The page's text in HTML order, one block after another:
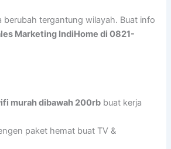
berubah tergantung wilayah. Buat info
Marketing IndiHome di 0821-
murah dibawah 200rb buat kerja
paket hemat buat TV &